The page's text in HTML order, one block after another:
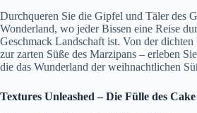
Durchqueren Sie die Gipfel und Täler des
Wonderland, wo jeder Bissen eine Reise
Geschmack Landschaft ist. Von der
zur zarten Süße des Marzipans – erleben
die das Wunderland der weihnachtlichen
Textures Unleashed – Die Fülle des